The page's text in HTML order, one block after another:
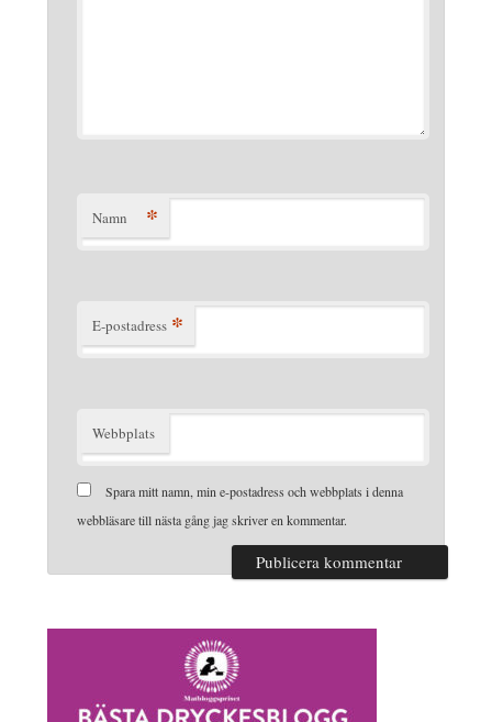
Namn *
E-postadress *
Webbplats
Spara mitt namn, min e-postadress och webbplats i denna
webbläsare till nästa gång jag skriver en kommentar.